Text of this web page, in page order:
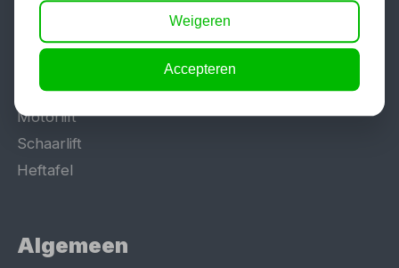
Lasapparaat
Tig lasapparaat
Hefbrug
Motorlift
Schaarlift
Heftafel
Algemeen
Weigeren
Accepteren